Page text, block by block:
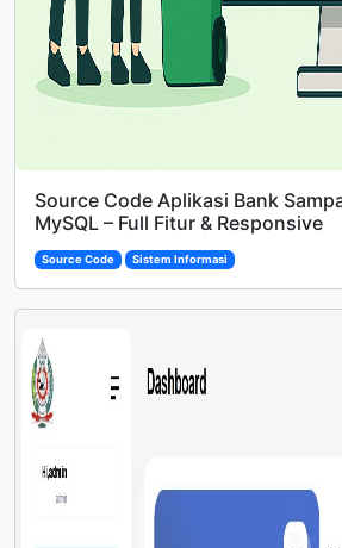
Source Code Aplikasi Bank
MySQL – Full Fitur & Responsive
Source Code Sistem Informasi